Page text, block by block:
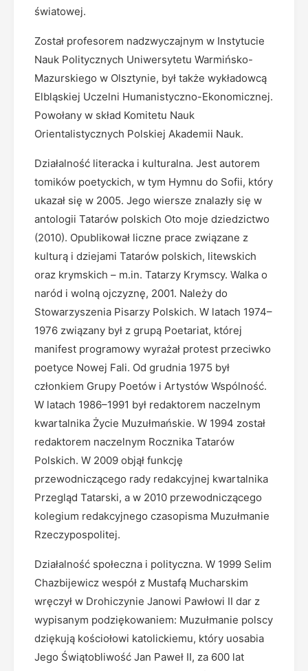
światowej.
Został profesorem nadzwyczajnym w Instytucie
Nauk Politycznych Uniwersytetu Warmińsko-
Mazurskiego w Olsztynie, był także wykładowcą
Elbląskiej Uczelni Humanistyczno-Ekonomicznej.
Powołany w skład Komitetu Nauk
Orientalistycznych Polskiej Akademii Nauk.
Działalność literacka i kulturalna. Jest autorem
tomików poetyckich, w tym Hymnu do Sofii, który
ukazał się w 2005. Jego wiersze znalazły się w
antologii Tatarów polskich Oto moje dziedzictwo
(2010). Opublikował liczne prace związane z
kulturą i dziejami Tatarów polskich, litewskich
oraz krymskich – m.in. Tatarzy Krymscy. Walka o
naród i wolną ojczyznę, 2001. Należy do
Stowarzyszenia Pisarzy Polskich. W latach 1974–
1976 związany był z grupą Poetariat, której
manifest programowy wyrażał protest przeciwko
poetyce Nowej Fali. Od grudnia 1975 był
członkiem Grupy Poetów i Artystów Wspólność.
W latach 1986–1991 był redaktorem naczelnym
kwartalnika Życie Muzułmańskie. W 1994 został
redaktorem naczelnym Rocznika Tatarów
Polskich. W 2009 objął funkcję
przewodniczącego rady redakcyjnej kwartalnika
Przegląd Tatarski, a w 2010 przewodniczącego
kolegium redakcyjnego czasopisma Muzułmanie
Rzeczypospolitej.
Działalność społeczna i polityczna. W 1999 Selim
Chazbijewicz wespół z Mustafą Mucharskim
wręczył w Drohiczynie Janowi Pawłowi II dar z
wypisanym podziękowaniem: Muzułmanie polscy
dziękują kościołowi katolickiemu, który uosabia
Jego Świątobliwość Jan Paweł II, za 600 lat